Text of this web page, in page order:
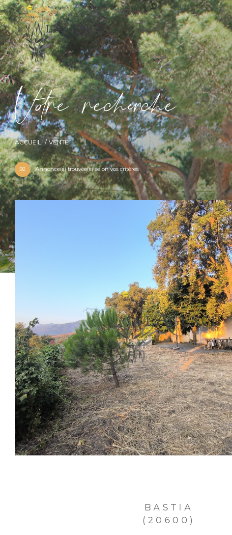
Vore recece
ACCUEIL VENTE
92 Annonce(s) trouvée(s) selon vos critères
BASTIA
(20600)